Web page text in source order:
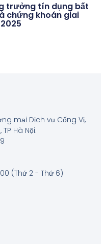
trưởng tín dụng bất
chứng khoán giai
mại Dịch vụ Cống Vị,
Hà Nội.
(Thứ 2 - Thứ 6)